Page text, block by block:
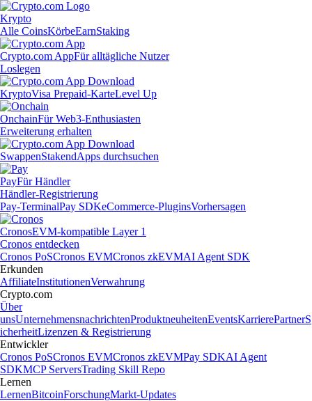
Krypto
Alle CoinsKörbeEarnStaking
Crypto.com AppFür alltägliche Nutzer
Loslegen
KryptoVisa Prepaid-KarteLevel Up
OnchainFür Web3-Enthusiasten
Erweiterung erhalten
SwappenStakendApps durchsuchen
PayFür Händler
Händler-Registrierung
Pay-TerminalPay SDKeCommerce-PluginsVorhersagen
CronosEVM-kompatible Layer 1
Cronos entdecken
Cronos PoSCronos EVMCronos zkEVMAI Agent SDK
Erkunden
AffiliateInstitutionenVerwahrung
Crypto.com
Über
unsUnternehmensnachrichtenProduktneuheitenEventsKarrierePartnerS
icherheitLizenzen & Registrierung
Entwickler
Cronos PoSCronos EVMCronos zkEVMPay SDKAI Agent
SDKMCP ServersTrading Skill Repo
Lernen
LernenBitcoinForschungMarkt-Updates